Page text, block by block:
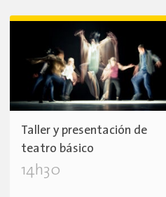
Taller y presentación de
teatro básico
14h30